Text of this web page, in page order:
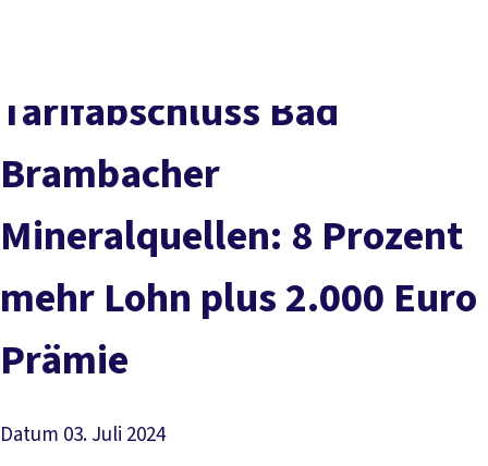
Service
Mitmachen
Tarifabschluss Bad
Brambacher
Mineralquellen: 8 Prozent
mehr Lohn plus 2.000 Euro
Prämie
Datum 03. Juli 2024